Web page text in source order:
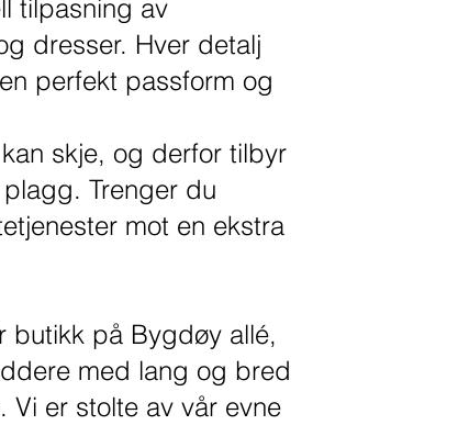
tilpasning av
dresser. Hver detalj
perfekt passform og
skje, og derfor tilbyr
Trenger du
mot en ekstra
butikk på Bygdøy allé,
med lang og bred
Vi er stolte av vår evne